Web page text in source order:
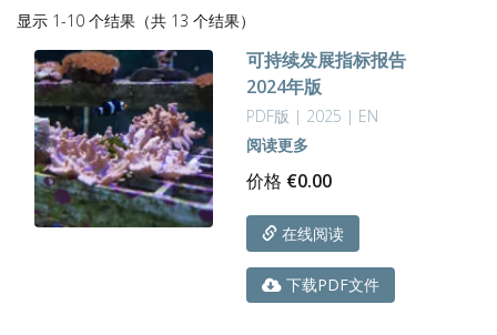
显示 1-10 个结果（共 13 个结果）
新
内
容
排
序
可持续发展指标报告
2024年版
PDF版 | 2025 | EN
阅读更多
价格 €0.00
在线阅读
下载PDF文件